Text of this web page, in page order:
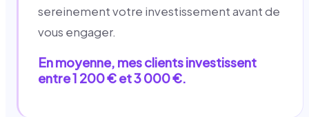
sereinement votre investissement avant de
vous engager.
En moyenne, mes clients investissent
entre 1 200 € et 3 000 €.